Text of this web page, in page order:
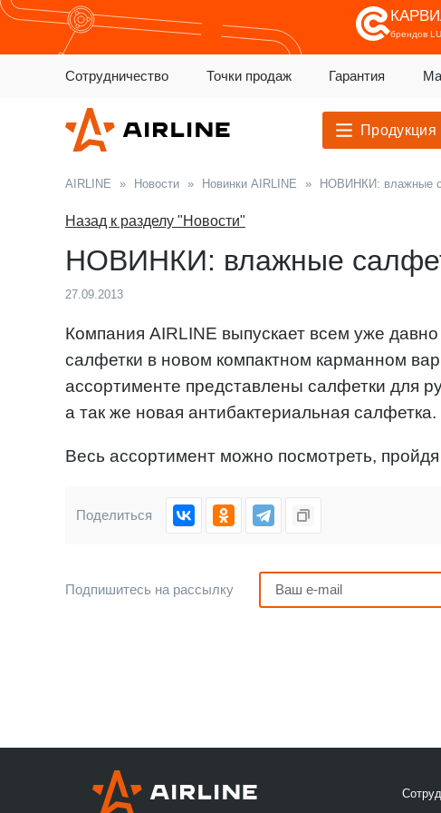
брендов
Сотрудничество Точки продаж Гарантия
Продукция
AIRLINE » Новости » Новинки AIRLINE » НОВИНКИ: влажные
Назад к разделу "Новости"
НОВИНКИ: влажные
27.09.2013
Компания AIRLINE выпускает всем уже
салфетки в новом компактном карманном
ассортименте представлены салфетки для
а так же новая антибактериальная салфетка.
Весь ассортимент можно посмотреть, пройдя
Поделиться
Подпишитесь на рассылку